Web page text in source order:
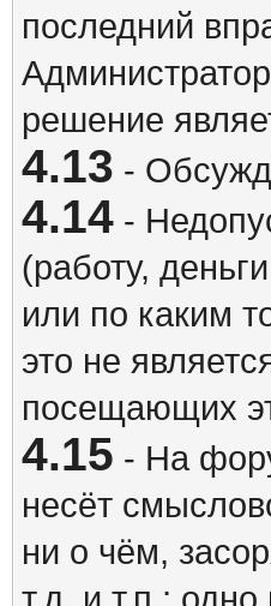
последний
решение
4.13 -
4.14-
(работу,
или по каким
это не
посещающих
4.15 - На
несёт
ни о чём,